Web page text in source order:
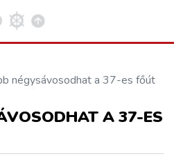
négysávosodhat a 37-es főút
A 37-ES